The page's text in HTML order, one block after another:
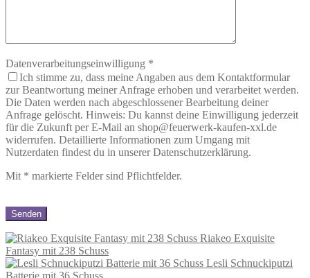
Datenverarbeitungseinwilligung *
Ich stimme zu, dass meine Angaben aus dem Kontaktformular
zur Beantwortung meiner Anfrage erhoben und verarbeitet werden.
Die Daten werden nach abgeschlossener Bearbeitung deiner
Anfrage gelöscht. Hinweis: Du kannst deine Einwilligung jederzeit
für die Zukunft per E-Mail an shop@feuerwerk-kaufen-xxl.de
widerrufen. Detaillierte Informationen zum Umgang mit
Nutzerdaten findest du in unserer Datenschutzerklärung.
Mit * markierte Felder sind Pflichtfelder.
Riakeo Exquisite
Fantasy mit 238 Schuss
Lesli Schnuckiputzi
Batterie mit 36 Schuss